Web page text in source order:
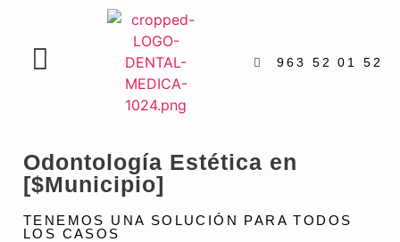
963 52 01 52
Odontología Estética en
[$Municipio]
TENEMOS UNA SOLUCIÓN PARA TODOS
LOS CASOS